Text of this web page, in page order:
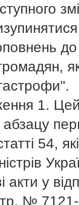
1.
абзацу
54,
акти у
№